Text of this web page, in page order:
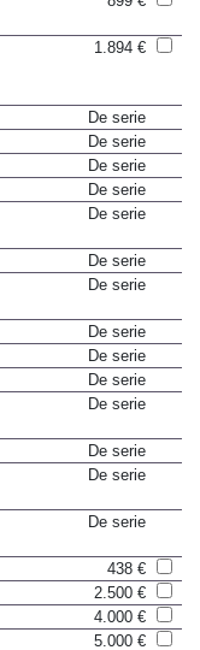
De serie
De serie
De serie
De serie
De serie
De serie
De serie
De serie
De serie
438 €
2.500 €
4.000 €